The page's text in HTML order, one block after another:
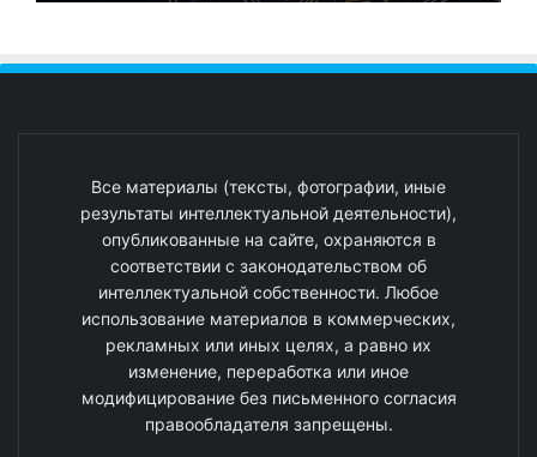
Все материалы (тексты, фотографии, иные
результаты интеллектуальной деятельности),
опубликованные на сайте, охраняются в
соответствии с законодательством об
интеллектуальной собственности. Любое
использование материалов в коммерческих,
рекламных или иных целях, а равно их
изменение, переработка или иное
модифицирование без письменного согласия
правообладателя запрещены.